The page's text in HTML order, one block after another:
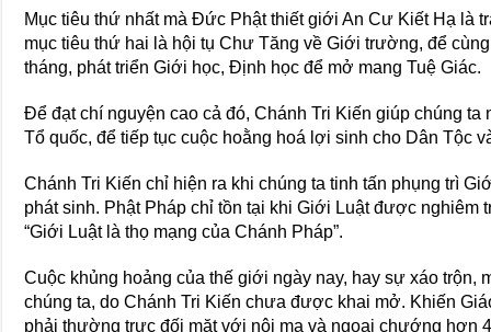
Mục tiêu thứ nhất mà Đức Phật thiết giới An Cư Kiết Hạ là
mục tiêu thứ hai là hội tụ Chư Tăng về Giới trường, để
tháng, phát triển Giới học, Định học để mở mang Tuệ Giác.
Để đạt chí nguyện cao cả đó, Chánh Tri Kiến giúp chúng
Tổ quốc, để tiếp tục cuộc hoằng hoá lợi sinh cho Dân Tộc
Chánh Tri Kiến chỉ hiện ra khi chúng ta tinh tấn phụng trì
phát sinh. Phật Pháp chỉ tồn tại khi Giới Luật được nghiêm
“Giới Luật là thọ mạng của Chánh Pháp”.
Cuộc khủng hoảng của thế giới ngày nay, hay sự xáo trộn,
chúng ta, do Chánh Tri Kiến chưa được khai mở. Khiến
phải thường trực đối mặt với nội ma và ngoại chướng hơn